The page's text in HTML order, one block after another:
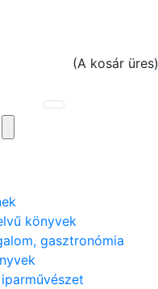
(A kosár üres)
könyvek
gasztronómia